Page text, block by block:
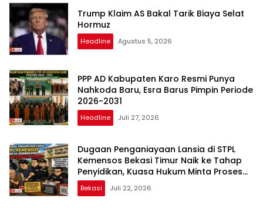
Trump Klaim AS Bakal Tarik Biaya Selat
Hormuz
Headline Agustus 5, 2026
PPP AD Kabupaten Karo Resmi Punya
Nahkoda Baru, Esra Barus Pimpin Periode
2026-2031
Headline Juli 27, 2026
Dugaan Penganiayaan Lansia di STPL
Kemensos Bekasi Timur Naik ke Tahap
Penyidikan, Kuasa Hukum Minta Proses
Transparan dan Bebas Intervensi
Bekasi Juli 22, 2026